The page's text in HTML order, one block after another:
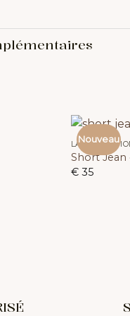
Nouveau
LA
Short Jean
€35